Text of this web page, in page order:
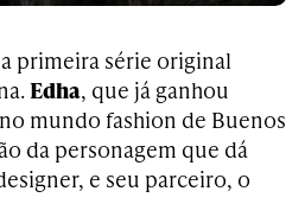
primeira série original
Edha, que já ganhou
mundo fashion de Buenos
da personagem que dá
e seu parceiro, o